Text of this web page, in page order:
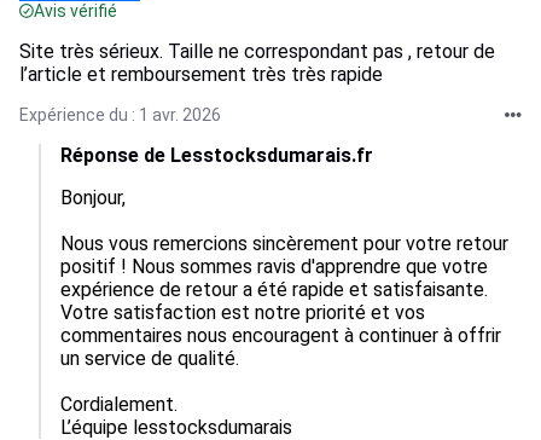
Avis vérifié
Site très sérieux. Taille ne correspondant pas , retour de
l’article et remboursement très très rapide
Expérience du : 1 avr. 2026
Réponse de Lesstocksdumarais.fr
Bonjour,
Nous vous remercions sincèrement pour votre retour
positif ! Nous sommes ravis d'apprendre que votre
expérience de retour a été rapide et satisfaisante.
Votre satisfaction est notre priorité et vos
commentaires nous encouragent à continuer à offrir
un service de qualité.
Cordialement.
L’équipe lesstocksdumarais